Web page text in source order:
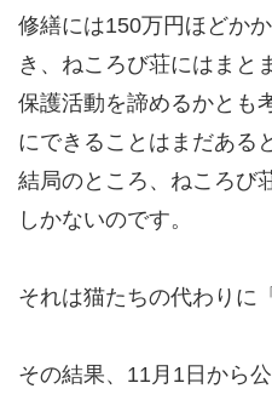
修繕には150万円ほどか
き、ねころび荘にはまと
保護活動を諦めるかとも
にできることはまだある
結局のところ、ねころび
しかないのです。
それは猫たちの代わりに
その結果、11月1日から